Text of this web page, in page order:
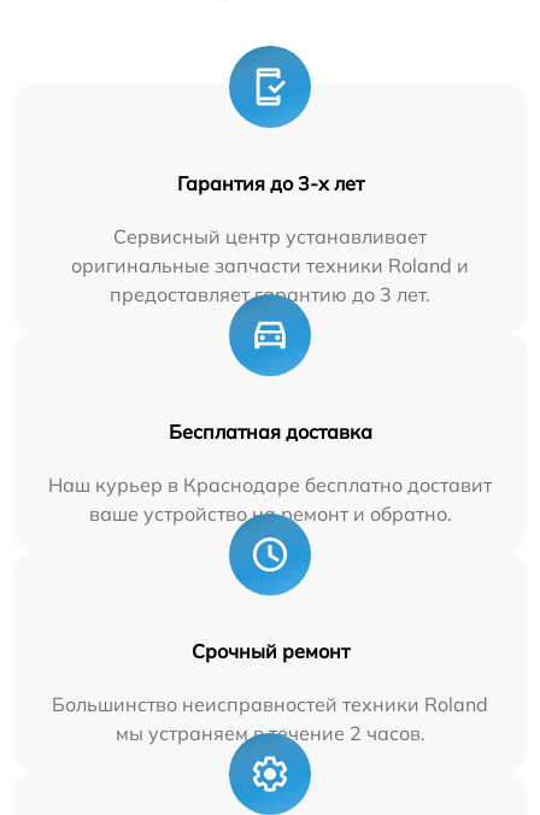
Гарантия до 3-х лет
Сервисный центр устанавливает
оригинальные запчасти техники Roland и
предоставляет гарантию до 3 лет.
Бесплатная доставка
Наш курьер в Краснодаре бесплатно доставит
ваше устройство на ремонт и обратно.
Срочный ремонт
Большинство неисправностей техники Roland
мы устраняем в течение 2 часов.